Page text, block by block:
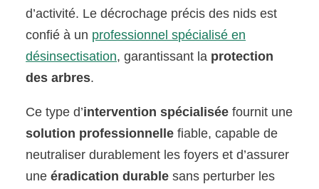
d’activité. Le décrochage précis des nids est
confié à un professionnel spécialisé en
désinsectisation, garantissant la protection
des arbres.
Ce type d’intervention spécialisée fournit une
solution professionnelle fiable, capable de
neutraliser durablement les foyers et d’assurer
uneéradication durable sans perturber les